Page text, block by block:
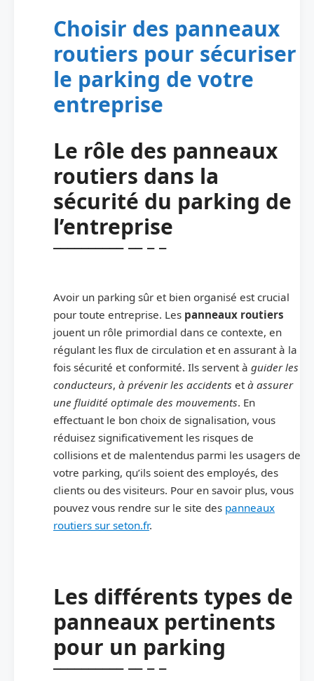
Choisir des panneaux
routiers pour sécuriser
le parking de votre
entreprise
Le rôle des panneaux
routiers dans la
sécurité du parking de
l’entreprise
Avoir un parking sûr et bien organisé est crucial
pour toute entreprise. Les panneaux routiers
jouent un rôle primordial dans ce contexte, en
régulant les flux de circulation et en assurant à la
fois sécurité et conformité. Ils servent à guider les
conducteurs, à prévenir les accidents et à assurer
une fluidité optimale des mouvements. En
effectuant le bon choix de signalisation, vous
réduisez significativement les risques de
collisions et de malentendus parmi les usagers de
votre parking, qu’ils soient des employés, des
clients ou des visiteurs. Pour en savoir plus, vous
pouvez vous rendre sur le site des panneaux
routiers sur seton.fr.
Les différents types de
panneaux pertinents
pour un parking